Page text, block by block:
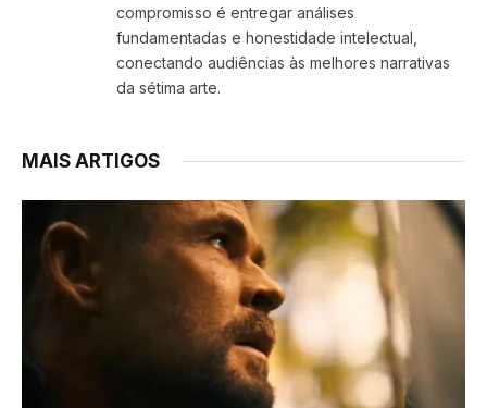
compromisso é entregar análises
fundamentadas e honestidade intelectual,
conectando audiências às melhores narrativas
da sétima arte.
MAIS ARTIGOS